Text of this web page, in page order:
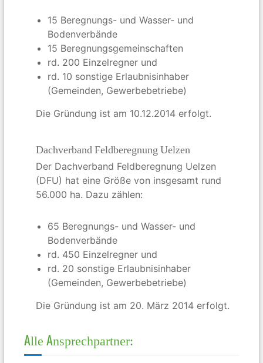
15 Beregnungs- und Wasser- und
Bodenverbände
15 Beregnungsgemeinschaften
rd. 200 Einzelregner und
rd. 10 sonstige Erlaubnisinhaber
(Gemeinden, Gewerbebetriebe)
Die Gründung ist am 10.12.2014 erfolgt.
Dachverband Feldberegnung Uelzen
Der Dachverband Feldberegnung Uelzen
(DFU) hat eine Größe von insgesamt rund
56.000 ha. Dazu zählen:
65 Beregnungs- und Wasser- und
Bodenverbände
rd. 450 Einzelregner und
rd. 20 sonstige Erlaubnisinhaber
(Gemeinden, Gewerbebetriebe)
Die Gründung ist am 20. März 2014 erfolgt.
Alle Ansprechpartner: